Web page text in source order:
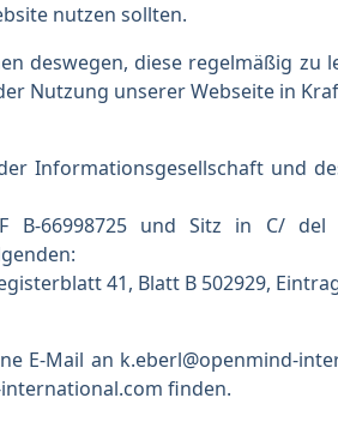
nutzen sollten.
deswegen, diese regelmäßig zu
Nutzung unserer Webseite in
Informationsgesellschaft und
B-66998725 und Sitz in C/
41, Blatt B 502929,
E-Mail an k.eberl@openmind-
finden.